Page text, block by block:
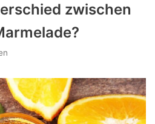
zwischen